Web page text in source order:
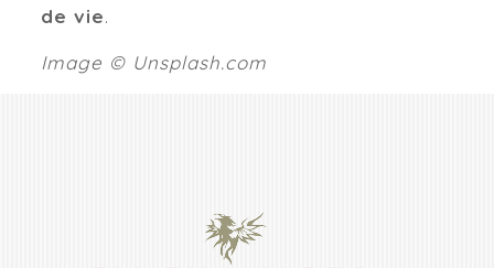
de vie.
Image © Unsplash.com